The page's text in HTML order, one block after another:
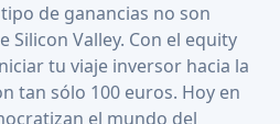
de ganancias no son
Silicon Valley. Con el equity
tu viaje inversor hacia la
tan sólo 100 euros. Hoy en
el mundo del